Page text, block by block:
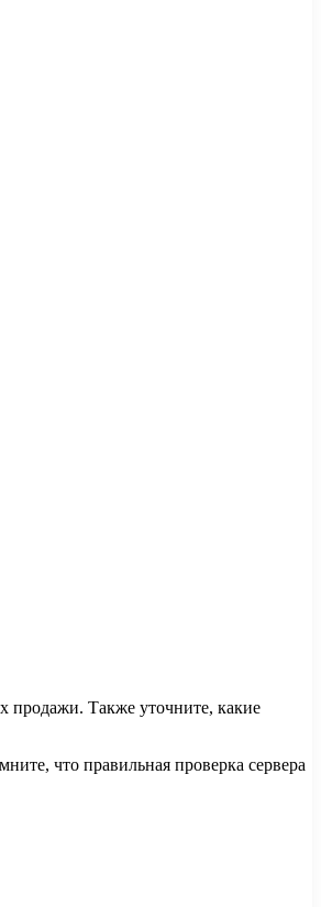
продажи. Также уточните, какие
что правильная проверка сервера